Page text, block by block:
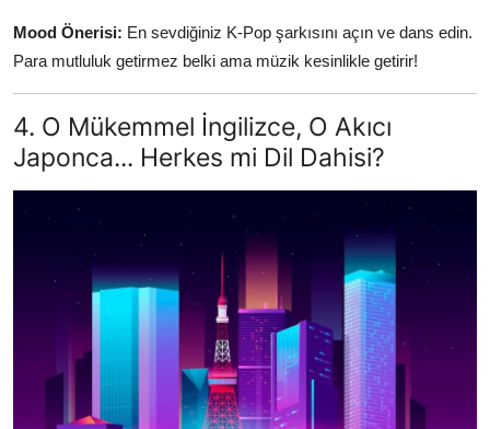
Mood Önerisi: En sevdiğiniz K-Pop şarkısını açın ve dans edin.
Para mutluluk getirmez belki ama müzik kesinlikle getirir!
4. O Mükemmel İngilizce, O Akıcı
Japonca... Herkes mi Dil Dahisi?